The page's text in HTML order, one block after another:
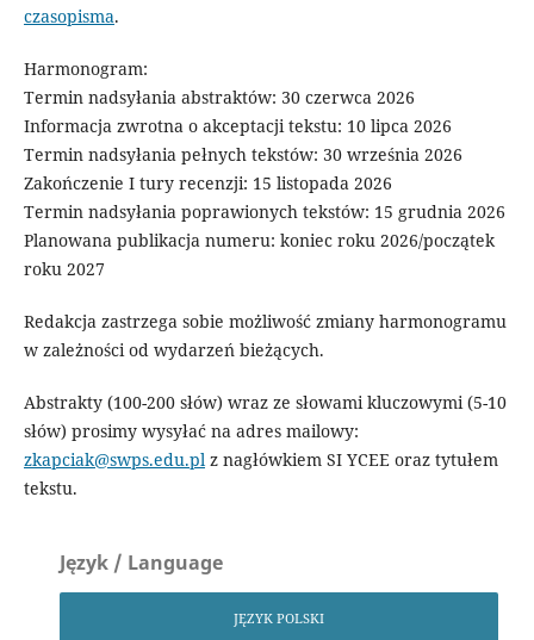
czasopisma.
Harmonogram:
Termin nadsyłania abstraktów: 30 czerwca 2026
Informacja zwrotna o akceptacji tekstu: 10 lipca 2026
Termin nadsyłania pełnych tekstów: 30 września 2026
Zakończenie I tury recenzji: 15 listopada 2026
Termin nadsyłania poprawionych tekstów: 15 grudnia 2026
Planowana publikacja numeru: koniec roku 2026/początek
roku 2027
Redakcja zastrzega sobie możliwość zmiany harmonogramu
w zależności od wydarzeń bieżących.
Abstrakty (100-200 słów) wraz ze słowami kluczowymi (5-10
słów) prosimy wysyłać na adres mailowy:
zkapciak@swps.edu.plz nagłówkiem SI YCEE oraz tytułem
tekstu.
Język / Language
JĘZYK POLSKI